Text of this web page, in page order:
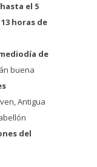
el 5
13 horas de
de
buena
Antigua
del